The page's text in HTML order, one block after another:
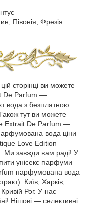
Півонія, Фрезія
сторінці ви можете
De Parfum —
вода з безплатною
тут ви можете
Extrait De Parfum —
вода ціни
Love Edition
Ми завжди вам раді! У
унісекс парфуми
парфумована вода
Київ, Харків,
Рог. У нас
Нішові — селективні